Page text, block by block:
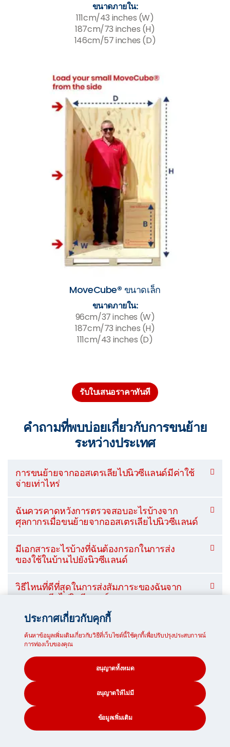
ขนาดภายใน:
111cm/43 inches (W)
187cm/73 inches (H)
146cm/57 inches (D)
MoveCube® ขนาดเล็ก
ขนาดภายใน:
96cm/37 inches (W)
187cm/73 inches (H)
111cm/43 inches (D)
รับใบเสนอราคาทันที
คำถามที่พบบ่อยเกี่ยวกับการขนย้าย
ระหว่างประเทศ
การขนย้ายจากออสเตรเลียไปนิวซีแลนด์มีค่าใช้
จ่ายเท่าไหร่
ฉันควรคาดหวังการตรวจสอบอะไรบ้างจาก
ศุลกากรเมื่อขนย้ายจากออสเตรเลียไปนิวซีแลนด์
มีเอกสารอะไรบ้างที่ฉันต้องกรอกในการส่ง
ของใช้ในบ้านไปยังนิวซีแลนด์
วิธีไหนที่ดีที่สุดในการส่งสัมภาระของฉันจาก
ออสเตรเลียไปนิวซีแลนด์
มีสิ่งขออะไรบ้างที่ฉันไม่สามารถส่งใน
MoveCube® ไปยังนิวซีแลนด์ได้
การจัดส่งสัมภาระไปนิวซีแลนด์จาก
ออสเตรเลียใช้เวลานานแค่ไหน
ประกาศเกี่ยวกับคุกกี้
ค้นหาข้อมูลเพิ่มเติมเกี่ยวกับวิธีที่เว็บไซต์นี้ใช้คุกกี้เพื่อปรับปรุงประสบการณ์
การท่องเว็บของคุณ
อนุญาตทั้งหมด
อนุญาตให้ไม่มี
ข้อมูลเพิ่มเติม